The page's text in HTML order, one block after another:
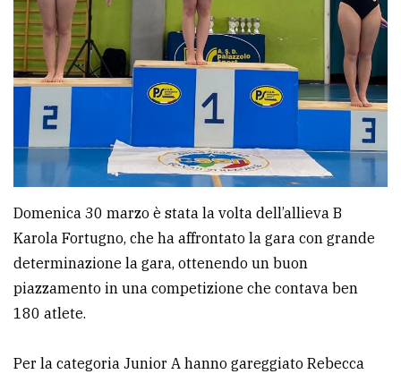
policy
Cookie
policy
Domenica 30 marzo è stata la volta dell’allieva B
Karola Fortugno, che ha affrontato la gara con grande
determinazione la gara, ottenendo un buon
piazzamento in una competizione che contava ben
180 atlete.
Per la categoria Junior A hanno gareggiato Rebecca